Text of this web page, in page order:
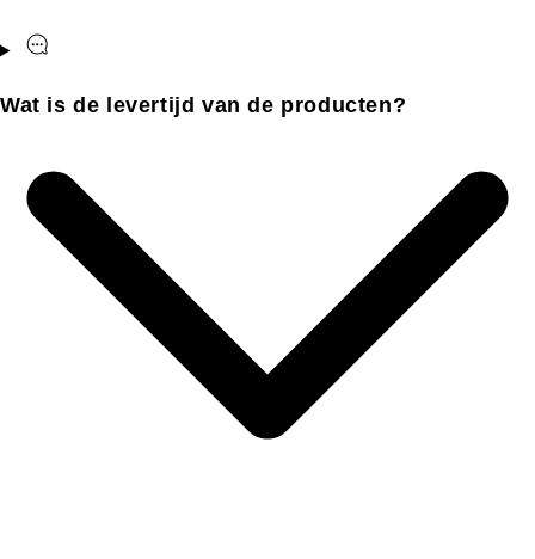
Wat is de levertijd van de producten?